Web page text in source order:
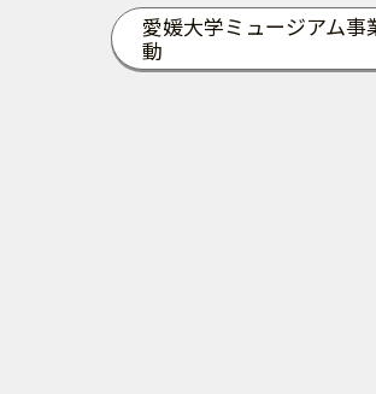
愛媛大学ミュージアム事
動